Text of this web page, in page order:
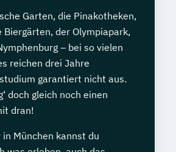
Garten, die Pinakotheken,
Biergärten, der Olympiapark,
– bei so vielen
reichen drei Jahre
garantiert nicht aus.
doch gleich noch einen
dran!
in München kannst du